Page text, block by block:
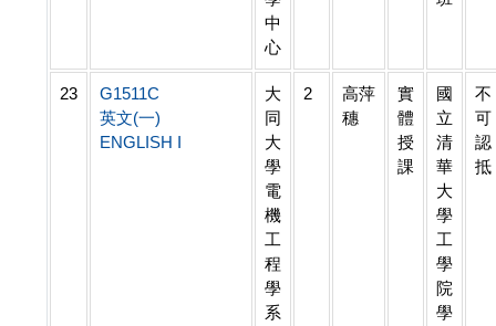
中
心
23
G1511C
英文(一)
ENGLISH I
大
同
大
學
電
機
工
程
學
系
2
高萍
穗
實
體
授
課
國
立
清
華
大
學
工
學
院
學
不
可
認
抵